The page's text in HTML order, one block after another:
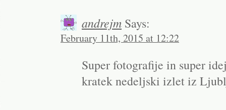
andrejm Says:
February 11th, 2015 at 12:22
Super fotografije in super
kratek nedeljski izlet iz